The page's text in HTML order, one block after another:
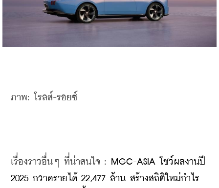
ภาพ: โรลส์-รอยซ์
เรื่องราวอื่นๆ ที่น่าสนใจ :
MGC-ASIA โชว์ผลงานปี
2025 กวาดรายได้ 22,477 ล้าน สร้างสถิติใหม่กำไร